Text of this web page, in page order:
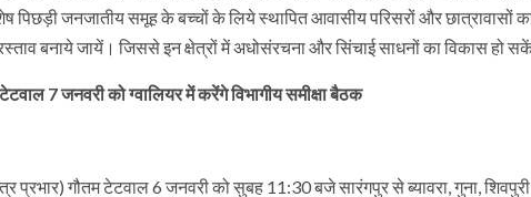
पिछड़ी जनजातीय समूह के बच्चों के लिये स्थापित आवासीय परिसरों और छात्रावासों
बनाये जायें। जिससे इन क्षेत्रों में अधोसंरचना और सिंचाई साधनों का विकास हो
7 जनवरी को ग्वालियर में करेंगे विभागीय समीक्षा बैठक
प्रभार) गौतम टेटवाल 6 जनवरी को सुबह 11:30 बजे सारंगपुर से ब्यावरा, गुना, शिवपुरी